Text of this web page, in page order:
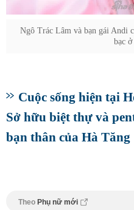
Ngô Trác Lâm và bạn gái Andi
bạc ở
Cuộc sống hiện tại
Sở hữu biệt thự và
bạn thân của Hà Tăng
Theo Phụ nữ mới